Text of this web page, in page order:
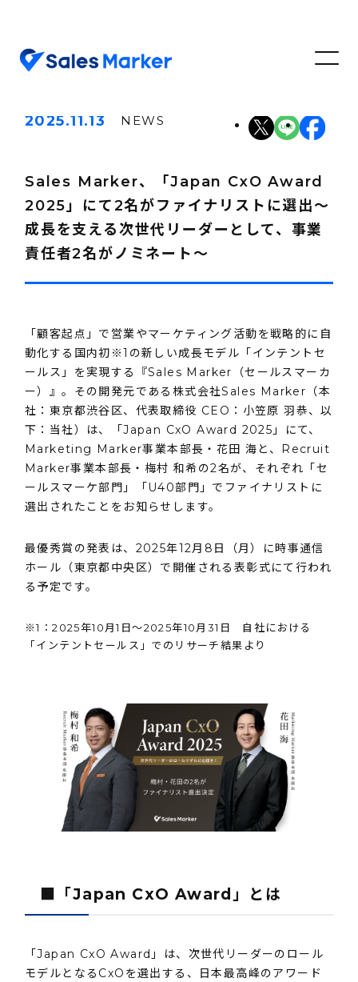
2025.11.13 NEWS
Sales Marker、「Japan CxO Award
2025」にて2名がファイナリストに選出〜
成長を支える次世代リーダーとして、事業
責任者2名がノミネート〜
「顧客起点」で営業やマーケティング活動を戦略的に自
動化する国内初※1の新しい成長モデル「インテントセ
ールス」を実現する『Sales Marker（セールスマーカ
ー）』。その開発元である株式会社Sales Marker（本
社：東京都渋谷区、代表取締役 CEO：小笠原 羽恭、以
下：当社）は、「Japan CxO Award 2025」にて、
Marketing Marker事業本部長・花田 海と、Recruit
Marker事業本部長・梅村 和希の2名が、それぞれ「セ
ールスマーケ部門」「U40部門」でファイナリストに
選出されたことをお知らせします。
最優秀賞の発表は、2025年12月8日（月）に時事通信
ホール（東京都中央区）で開催される表彰式にて行われ
る予定です。
※1：2025年10月1日〜2025年10月31日 自社における
「インテントセールス」でのリサーチ結果より
■「Japan CxO Award」とは
「Japan CxO Award」は、次世代リーダーのロール
モデルとなるCxOを選出する、日本最高峰のアワード